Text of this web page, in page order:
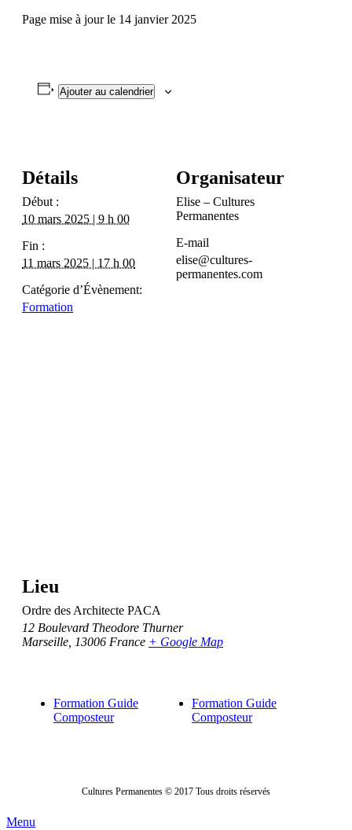
Page mise à jour le 14 janvier 2025
Ajouter au calendrier
Détails
Début :
10 mars 2025 | 9 h 00
Fin :
11 mars 2025 | 17 h 00
Catégorie d’Évènement:
Formation
Organisateur
Elise – Cultures
Permanentes
E-mail
elise@cultures-
permanentes.com
Lieu
Ordre des Architecte PACA
12 Boulevard Theodore Thurner
Marseille 13006 France + Google Map
Formation Guide
Composteur
Formation Guide
Composteur
Cultures Permanentes © 2017 Tous droits réservés
Menu